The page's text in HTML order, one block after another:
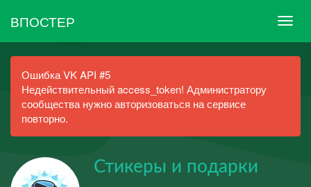
ВПОСТЕР
Ошибка VK API #5
Недействительный access_token! Администратору
сообщества нужно авторизоваться на сервисе
повторно.
Стикеры и подарки